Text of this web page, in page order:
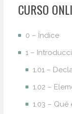
CURSO
0 – Índice
1 –
1.01 –
1.02 –
1.03 –